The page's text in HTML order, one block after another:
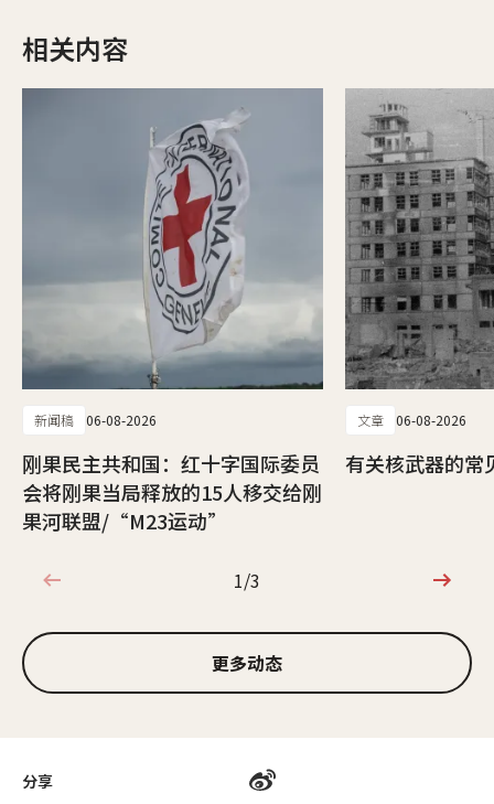
分享
相关内容
新闻稿 06-08-2026
刚果民主共和国：红十字国际委员
会将刚果当局释放的15人移交给刚
果河联盟/“M23运动”
文章 06-08-2026
有关核武器的常
1/3
1/3
更多动态